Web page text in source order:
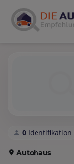
0 Identifikation
Autohaus